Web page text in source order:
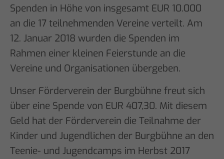
Spenden in Höhe von insgesamt EUR 10.000
an die 17 teilnehmenden Vereine verteilt. Am
12. Januar 2018 wurden die Spenden im
Rahmen einer kleinen Feierstunde an die
Vereine und Organisationen übergeben.
Unser Förderverein der Burgbühne freut sich
über eine Spende von EUR 407,30. Mit diesem
Geld hat der Förderverein die Teilnahme der
Kinder und Jugendlichen der Burgbühne an den
Teenie- und Jugendcamps im Herbst 2017